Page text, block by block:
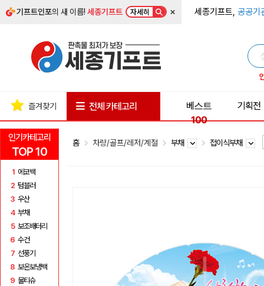
기프트인포의 새 이름!세종기프트 자세히 × 세종기프트, 공공기
인기카테고리
TOP 10
1 에코백
2 텀블러
3 우산
4 부채
5 보조배터리
6 수건
7 선풍기
8 보온보냉백
9 물티슈
즐겨찾기 전체 카테고리
베스트
100
기획전
홈 차량/골프/레저/계절 부채 접이식부채